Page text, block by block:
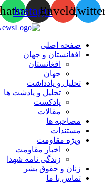
Instagram
Whatsapp
Rss
صفحه اصلی
افغانستان و جهان
افغانستان
جهان
تحلیل و یادداشت
تحلیل و یادشت ها
پادکست
مقالات
مصاحبه ها
مستندات
ویژه مقاومت
اخبار مقاومت
زندگی نامه شهدا
زنان و حقوق بشر
تماس با ما